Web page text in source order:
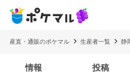
産直・通販のポケマル 生産者一覧 静
情報 投稿